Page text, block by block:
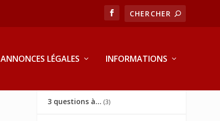
ANNONCES LÉGALES INFORMATIONS
3 questions à… (3)